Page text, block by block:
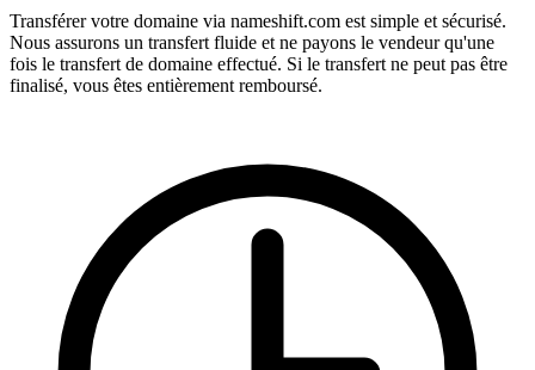
Transférer votre domaine via nameshift.com est simple et sécurisé.
Nous assurons un transfert fluide et ne payons le vendeur qu'une
fois le transfert de domaine effectué. Si le transfert ne peut pas être
finalisé, vous êtes entièrement remboursé.